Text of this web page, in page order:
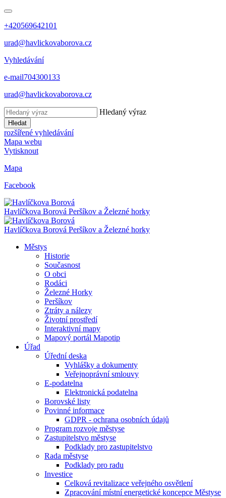
+420569642101
urad@havlickovaborova.cz
Vyhledávání
e-mail704300133
urad@havlickovaborova.cz
Hledaný výraz
Hledat
rozšířené vyhledávání
Mapa webu
Vytisknout
Mapa
Facebook
Havlíčkova Borová Peršíkov a Železné horky
Havlíčkova Borová Peršíkov a Železné horky
Městys
Historie
Současnost
O obci
Rodáci
Železné Horky
Peršíkov
Ztráty a nálezy
Životní prostředí
Interaktivní mapy
Mapový portál Mapotip
Úřad
Úřední deska
Vyhlášky a dokumenty
Veřejnoprávní smlouvy
E-podatelna
Elektronická podatelna
Borovské listy
Povinné informace
GDPR - ochrana osobních údajů
Program rozvoje městyse
Zastupitelstvo městyse
Podklady pro zastupitelstvo
Rada městyse
Podklady pro radu
Investice
Celková revitalizace veřejného osvětlení
Zpracování místní energetické koncepce Městyse